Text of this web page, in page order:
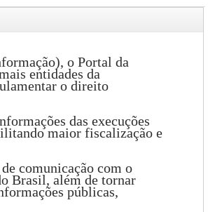
o Portal da
entidades da
o direito
das execuções
maior fiscalização e
comunicação com o
Brasil, além de tornar
públicas,